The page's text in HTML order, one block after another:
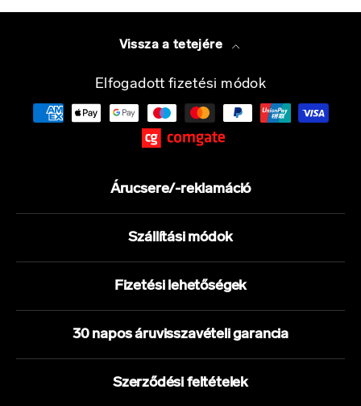
Vissza a tetejére
Elfogadott fizetési módok
Árucsere/-reklamáció
Szállítási módok
Fizetési lehetőségek
30 napos áruvisszavételi garancia
Szerződési feltételek